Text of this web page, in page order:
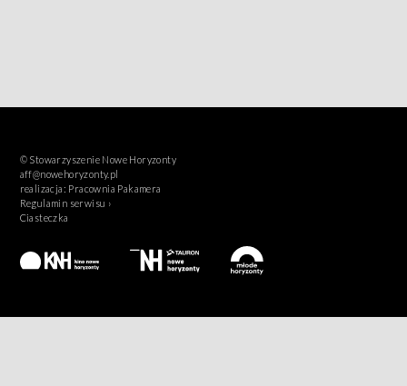
© Stowarzyszenie Nowe Horyzonty
aff@nowehoryzonty.pl
realizacja: Pracownia Pakamera
Regulamin serwisu ›
Ciasteczka